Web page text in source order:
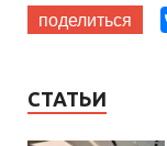
поделиться
СТАТЬИ